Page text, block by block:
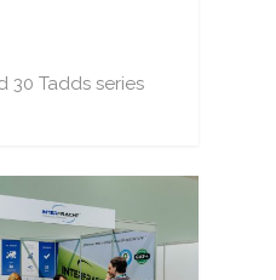
30 Tadds series